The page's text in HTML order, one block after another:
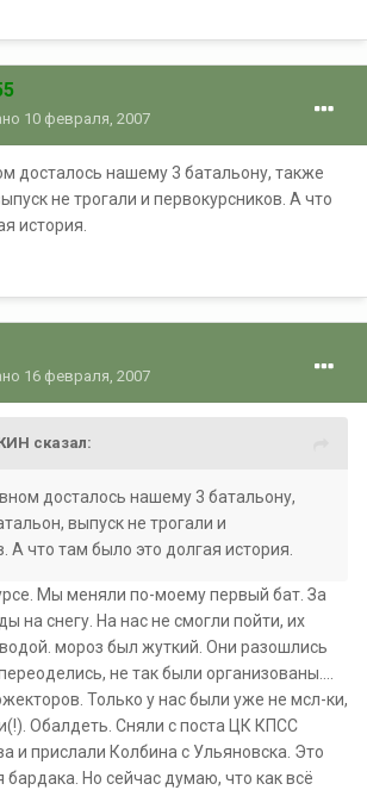
10 февраля, 2007
досталось нашему 3 батальону, также
не трогали и первокурсников. А что
история.
16 февраля, 2007
сказал:
досталось нашему 3 батальону,
выпуск не трогали и
А что там было это долгая история.
Мы меняли по-моему первый бат. За
на снегу. На нас не смогли пойти, их
мороз был жуткий. Они разошлись
не так были организованы....
Только у нас были уже не мсл-ки,
Обалдеть. Сняли с поста ЦК КПСС
и прислали Колбина с Ульяновска. Это
Но сейчас думаю, что как всё